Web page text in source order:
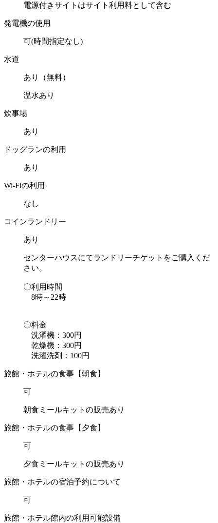
電源付きサイトはサイト利用料として含む
発電機の使用
可(時間指定なし)
水道
あり（無料）
温水あり
炊事場
あり
ドッグランの利用
あり
Wi-Fiの利用
なし
コインランドリー
あり
センターハウスにてランドリーチケットをご購入くだ
さい。
〇利用時間
8時～22時
〇料金
洗濯機：300円
乾燥機：300円
洗濯洗剤：100円
旅館・ホテルの食事【朝食】
可
朝食ミールキットの販売あり
旅館・ホテルの食事【夕食】
可
夕食ミールキットの販売あり
旅館・ホテルの宿泊予約について
可
旅館・ホテル館内の利用可能設備